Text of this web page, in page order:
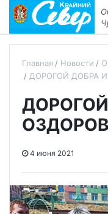
Главная Новости
ДОРОГОЙ ДОБРА
4 июня 2021